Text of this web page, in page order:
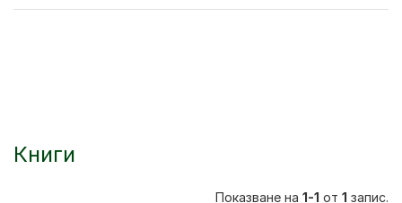
Книги
Показване на 1-1 от 1 запис.